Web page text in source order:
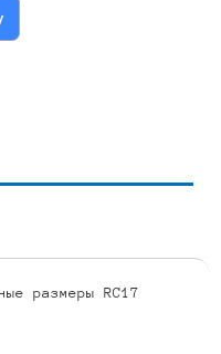
размеры RC17